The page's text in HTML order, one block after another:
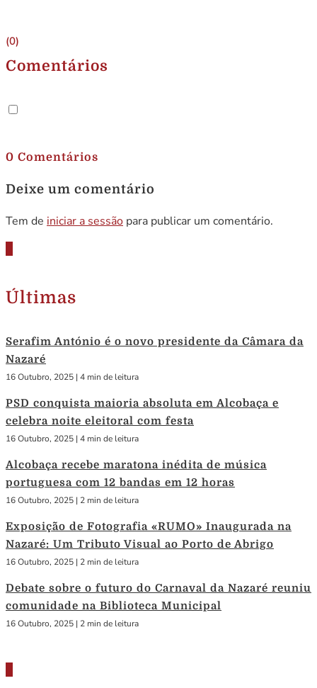
(0)
Comentários
0 Comentários
Deixe um comentário
Tem de iniciar a sessão para publicar um comentário.
Últimas
Serafim António é o novo presidente da Câmara da
Nazaré
16 Outubro, 2025 | 4 min de leitura
PSD conquista maioria absoluta em Alcobaça e
celebra noite eleitoral com festa
16 Outubro, 2025 | 4 min de leitura
Alcobaça recebe maratona inédita de música
portuguesa com 12 bandas em 12 horas
16 Outubro, 2025 | 2 min de leitura
Exposição de Fotografia «RUMO» Inaugurada na
Nazaré: Um Tributo Visual ao Porto de Abrigo
16 Outubro, 2025 | 2 min de leitura
Debate sobre o futuro do Carnaval da Nazaré reuniu
comunidade na Biblioteca Municipal
16 Outubro, 2025 | 2 min de leitura